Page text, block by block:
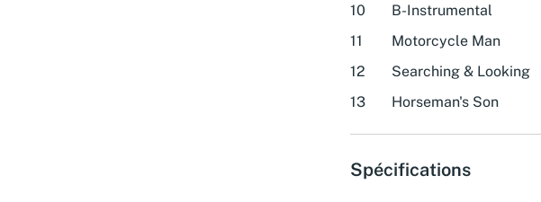
10
B-Instrumental
11
Motorcycle Man
12
Searching & Looking
13
Horseman's Son
Spécifications